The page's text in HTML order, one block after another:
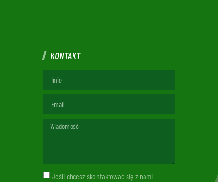
KONTAKT
Jeśli chcesz skontaktować się z nami